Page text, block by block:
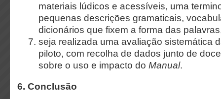
materiais lúdicos e acessíveis, uma
pequenas descrições gramaticais,
dicionários que fixem a forma das
seja realizada uma avaliação sistemática
piloto, com recolha de dados junto de
sobre o uso e impacto doManual.
6. Conclusão